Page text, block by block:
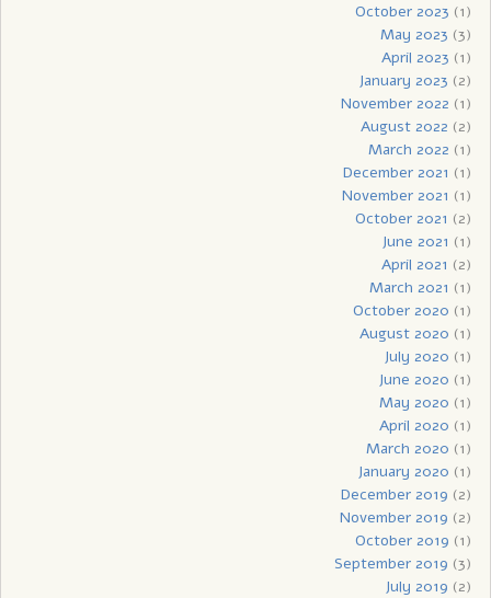
October 2023 (1)
May 2023 (3)
April 2023 (1)
January 2023 (2)
November 2022 (1)
August 2022 (2)
March 2022 (1)
December 2021 (1)
November 2021 (1)
October 2021 (2)
June 2021 (1)
April 2021 (2)
March 2021 (1)
October 2020 (1)
August 2020 (1)
July 2020 (1)
June 2020 (1)
May 2020 (1)
April 2020 (1)
March 2020 (1)
January 2020 (1)
December 2019 (2)
November 2019 (2)
October 2019 (1)
September 2019 (3)
July 2019 (2)